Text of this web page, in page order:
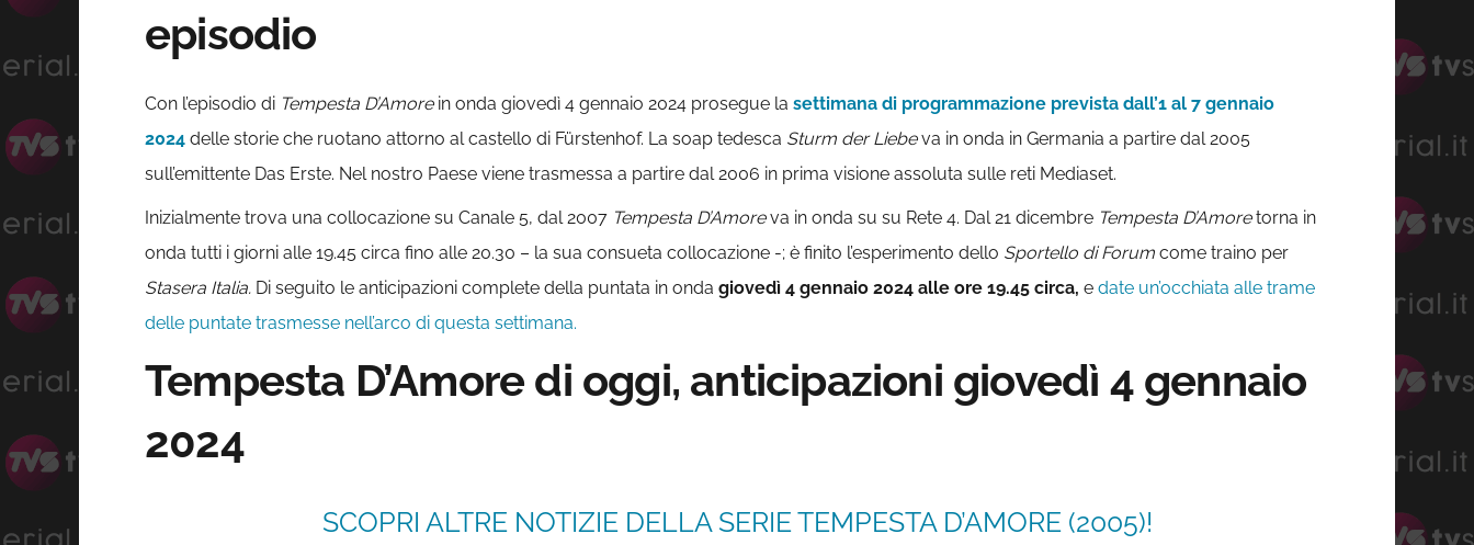
episodio
Con l’episodio di Tempesta D’Amore in onda giovedì 4 gennaio 2024 prosegue la settimana di programmazione prevista dall’1 al 7 gennaio
2024 delle storie che ruotano attorno al castello di Fürstenhof. La soap tedesca Sturm der Liebeva in onda in Germania a partire dal 2005
sull’emittente Das Erste. Nel nostro Paese viene trasmessa a partire dal 2006 in prima visione assoluta sulle reti Mediaset.
Inizialmente trova una collocazione su Canale 5, dal 2007 Tempesta D’Amoreva in onda su su Rete 4. Dal 21 dicembre Tempesta D’Amoretorna in
onda tutti i giorni alle 19.45 circa fino alle 20.30 – la sua consueta collocazione -; è finito l’esperimento dello Sportello di Forum come traino per
Stasera Italia. Di seguito le anticipazioni complete della puntata in onda giovedì 4 gennaio 2024 alle ore 19.45 circa, e date un’occhiata alle trame
delle puntate trasmesse nell’arco di questa settimana.
Tempesta D’Amore di oggi, anticipazioni giovedì 4 gennaio
2024
SCOPRI ALTRE NOTIZIE DELLA SERIE TEMPESTA D’AMORE (2005)!